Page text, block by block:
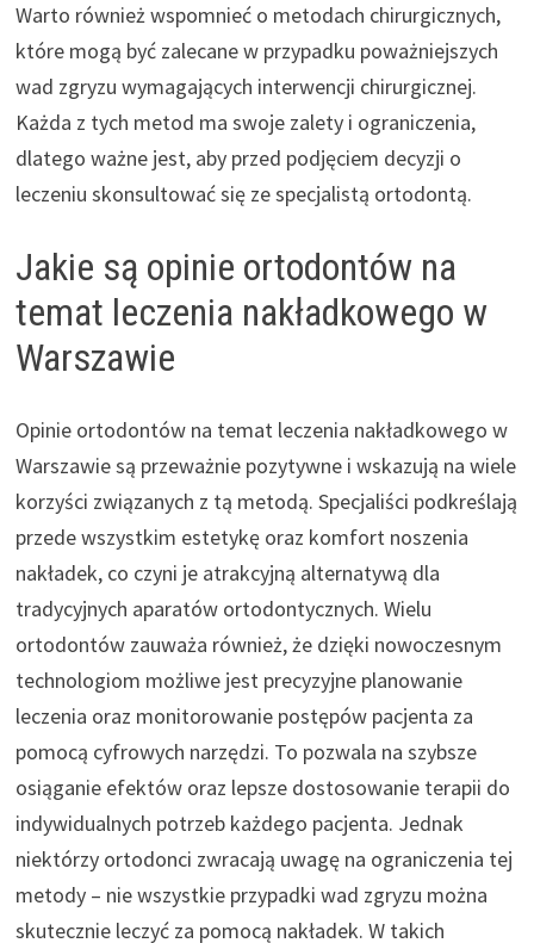
Warto również wspomnieć o metodach chirurgicznych,
które mogą być zalecane w przypadku poważniejszych
wad zgryzu wymagających interwencji chirurgicznej.
Każda z tych metod ma swoje zalety i ograniczenia,
dlatego ważne jest, aby przed podjęciem decyzji o
leczeniu skonsultować się ze specjalistą ortodontą.
Jakie są opinie ortodontów na
temat leczenia nakładkowego w
Warszawie
Opinie ortodontów na temat leczenia nakładkowego w
Warszawie są przeważnie pozytywne i wskazują na wiele
korzyści związanych z tą metodą. Specjaliści podkreślają
przede wszystkim estetykę oraz komfort noszenia
nakładek, co czyni je atrakcyjną alternatywą dla
tradycyjnych aparatów ortodontycznych. Wielu
ortodontów zauważa również, że dzięki nowoczesnym
technologiom możliwe jest precyzyjne planowanie
leczenia oraz monitorowanie postępów pacjenta za
pomocą cyfrowych narzędzi. To pozwala na szybsze
osiąganie efektów oraz lepsze dostosowanie terapii do
indywidualnych potrzeb każdego pacjenta. Jednak
niektórzy ortodonci zwracają uwagę na ograniczenia tej
metody – nie wszystkie przypadki wad zgryzu można
skutecznie leczyć za pomocą nakładek. W takich